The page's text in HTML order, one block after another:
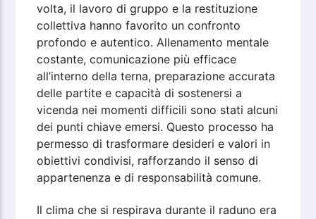
volta, il lavoro di gruppo e la restituzione
collettiva hanno favorito un confronto
profondo e autentico. Allenamento mentale
costante, comunicazione più efficace
all’interno della terna, preparazione accurata
delle partite e capacità di sostenersi a
vicenda nei momenti difficili sono stati alcuni
dei punti chiave emersi. Questo processo ha
permesso di trasformare desideri e valori in
obiettivi condivisi, rafforzando il senso di
appartenenza e di responsabilità comune.
Il clima che si respirava durante il raduno era